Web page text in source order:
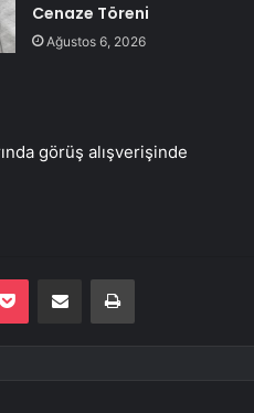
Cenaze Töreni
Ağustos 6, 2026
görüş alışverişinde
Pocket E-Posta ile paylaş Yazdır